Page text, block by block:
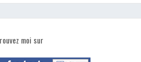
moi sur